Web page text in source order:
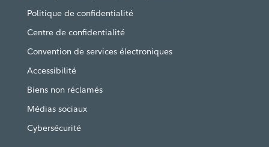
Politique de confidentialité
Centre de confidentialité
Convention de services électroniques
Accessibilité
Biens non réclamés
Médias sociaux
Cybersécurité